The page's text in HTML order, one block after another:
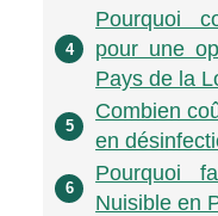
4
Pourquoi
pour une
Pays de la
5
Combien
en
6
Pourquoi
Nuisible en